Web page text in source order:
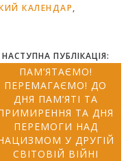
КАЛЕНДАР,
НАСТУПНА ПУБЛІКАЦІЯ:
ПАМ’ЯТАЄМО!
ПЕРЕМАГАЄМО! ДО
ДНЯ ПАМ’ЯТІ ТА
ТА ДНЯ
ПЕРЕМОГИ НАД
У ДРУГІЙ
СВІТОВІЙ ВІЙНІ